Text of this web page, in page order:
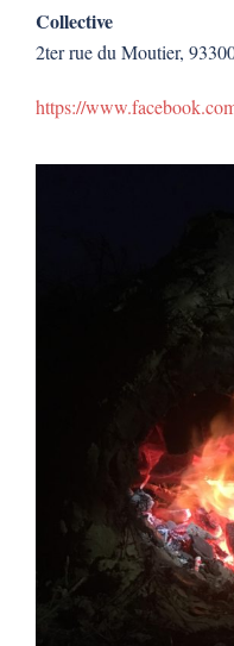
Collective
2ter rue du Moutier,
https://